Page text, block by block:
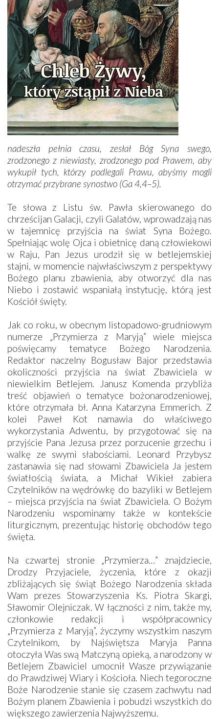
nadeszła pełnia czasu, zesłał Bóg Syna swego,
zrodzonego z niewiasty, zrodzonego pod Prawem, aby
wykupił tych, którzy podlegali Prawu, abyśmy mogli
otrzymać przybrane synostwo (Ga 4,4–5).
Te słowa z Listu św. Pawła skierowanego do
chrześcijan Galacji, czyli Galatów, wprowadzają nas
w tajemnicę przyjścia na świat Syna Bożego.
Spełniając wolę Ojca i obietnicę daną człowiekowi
w Raju, Pan Jezus urodził się w betlejemskiej
stajni, w momencie najwłaściwszym z perspektywy
Bożego planu zbawienia, aby otworzyć dla nas
Niebo i zostawić wspaniałą instytucję, którą jest
Kościół święty.
Jak co roku, w obecnym listopadowo-grudniowym
numerze „Przymierza z Maryją” wiele miejsca
poświęcamy tematyce Bożego Narodzenia.
Redaktor naczelny Bogusław Bajor przedstawia
okoliczności przyjścia na świat Zbawiciela w
niewielkim Betlejem. Janusz Komenda przybliża
treść objawień o tematyce bożonarodzeniowej,
które otrzymała bł. Anna Katarzyna Emmerich. Z
kolei Paweł Kot namawia do właściwego
wykorzystania Adwentu, by przygotować się na
przyjście Pana Jezusa przez porzucenie grzechu i
walkę ze swymi słabościami. Leonard Przybysz
zastanawia się nad słowami Zbawiciela Ja jestem
światłością świata, a Michał Wikieł zabiera
Czytelników na wędrówkę do bazyliki w Betlejem
– miejsca przyjścia na świat Zbawiciela. O Bożym
Narodzeniu wspominamy także w kontekście
liturgicznym, prezentując historię obchodów tego
święta.
Na czwartej stronie „Przymierza…” znajdziecie,
Drodzy Przyjaciele, życzenia, które z okazji
zbliżających się świąt Bożego Narodzenia składa
Wam prezes Stowarzyszenia Ks. Piotra Skargi,
Sławomir Olejniczak. W łączności z nim, także my,
członkowie redakcji i współpracownicy
„Przymierza z Maryją”, życzymy wszystkim naszym
Czytelnikom, by Najświętsza Maryja Panna
otoczyła Was swą Matczyną opieką, a narodzony w
Betlejem Zbawiciel umocnił Wasze przywiązanie
do Prawdziwej Wiary i Kościoła. Niech tegoroczne
Boże Narodzenie stanie się czasem zachwytu nad
Bożym planem Zbawienia i pobudzi wszystkich do
większego zawierzenia Najwyższemu.